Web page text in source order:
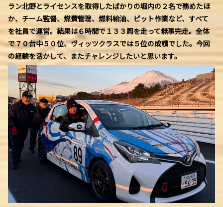
ラン北野とライセンスを取得したばかりの堀内の２名で務めたほ
か、チーム監督、燃費管理、燃料給油、ピット作業など、すべて
を社員で運営。結果は６時間で１３３周を走って無事完走。全体
で７０台中５０位、ヴィッツクラスでは５位の成績でした。今回
の経験を活かして、またチャレンジしたいと思います。